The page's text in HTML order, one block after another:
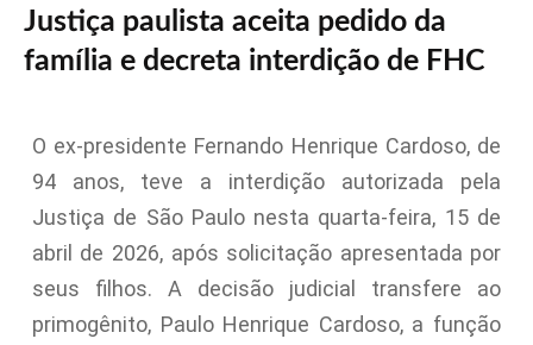
Justiça paulista aceita pedido da
família e decreta interdição de FHC
O ex-presidente Fernando Henrique Cardoso, de
94 anos, teve a interdição autorizada pela
Justiça de São Paulo nesta quarta-feira, 15 de
abril de 2026, após solicitação apresentada por
seus filhos. A decisão judicial transfere ao
primogênito, Paulo Henrique Cardoso, a função